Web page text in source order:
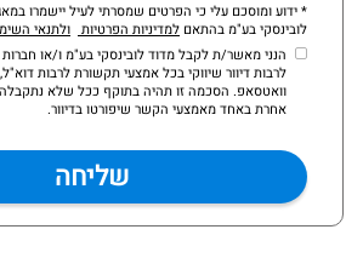
* ידוע ומוסכם עלי כי הפרטים שמסרתי לעיל יישמרו
לובינסקי בע"מ בהתאםלמדיניות הפרטיות ולתנאי
הנני מאשר/ת לקבל מדוד לובינסקי בע"מ ו/או חברות
לרבות דיוור שיווקי בכל אמצעי תקשורת לרבות
וואטסאפ. הסכמה זו תהיה בתוקף ככל שלא
אחרת באחד מאמצעי הקשר שיפורטו בדיוור.